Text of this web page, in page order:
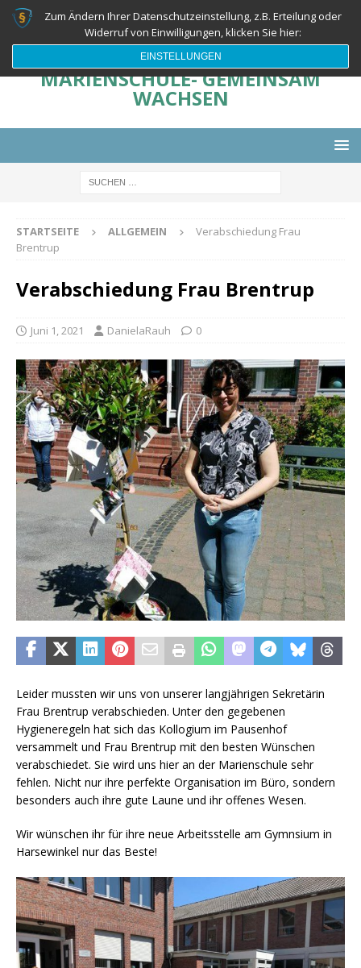
MARIENSCHULE- GEMEINSAM
WACHSEN
STARTSEITE ALLGEMEIN
Verabschiedung Frau
Brentrup
Verabschiedung Frau Brentrup
Juni 1, 2021 DanielaRauh 0
Leider mussten wir uns von unserer langjährigen Sekretärin
Frau Brentrup verabschieden. Unter den gegebenen
Hygieneregeln hat sich das Kollogium im Pausenhof
versammelt und Frau Brentrup mit den besten Wünschen
verabschiedet. Sie wird uns hier an der Marienschule sehr
fehlen. Nicht nur ihre perfekte Organisation im Büro, sondern
besonders auch ihre gute Laune und ihr offenes Wesen.
Wir wünschen ihr für ihre neue Arbeitsstelle am Gymnsium in
Harsewinkel nur das Beste!
Zum Ändern Ihrer Datenschutzeinstellung, z.B. Erteilung oder
Widerruf von Einwilligungen, klicken Sie hier:
EINSTELLUNGEN